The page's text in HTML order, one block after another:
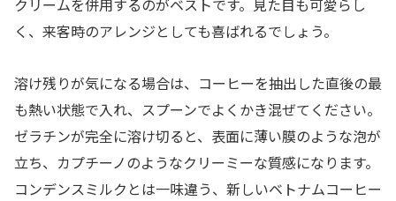
クリームを併用するのがベストです。見た目も可愛らし
く、来客時のアレンジとしても喜ばれるでしょう。
溶け残りが気になる場合は、コーヒーを抽出した直後の最
も熱い状態で入れ、スプーンでよくかき混ぜてください。
ゼラチンが完全に溶け切ると、表面に薄い膜のような泡が
立ち、カプチーノのようなクリーミーな質感になります。
コンデンスミルクとは一味違う、新しいベトナムコーヒー